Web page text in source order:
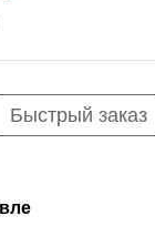
Быстрый заказ